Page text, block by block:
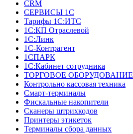
CRM
СЕРВИСЫ 1С
Тарифы 1С:ИТС
1С:КП Отраслевой
1С:Линк
1С-Контрагент
1СПАРК
1С:Кабинет сотрудника
ТОРГОВОЕ ОБОРУДОВАНИЕ
Контрольно кассовая техника
Смарт-терминалы
Фискальные накопители
Сканеры штрихкодов
Принтеры этикеток
Терминалы сбора данных